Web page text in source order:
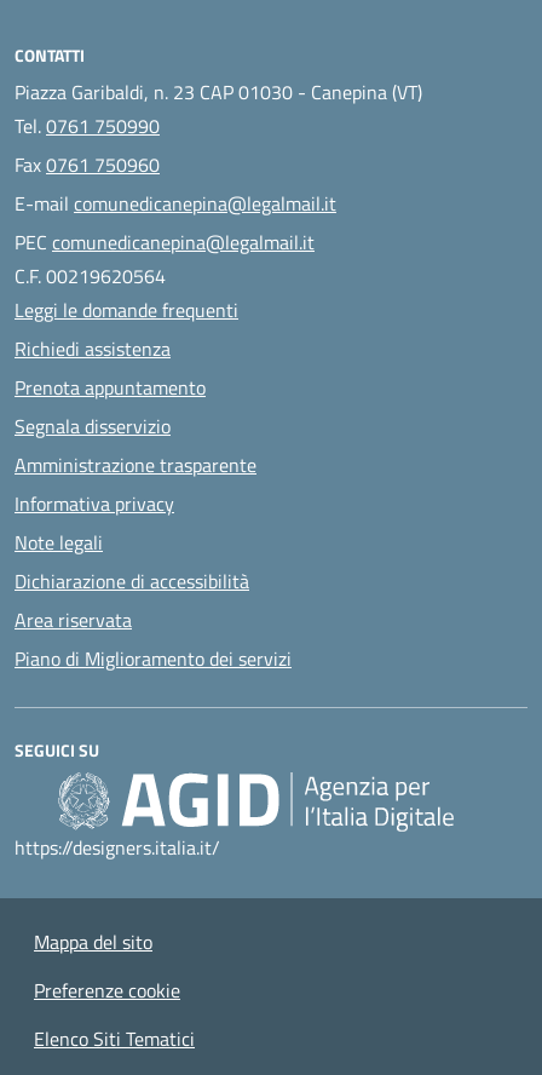
CONTATTI
Piazza Garibaldi, n. 23 CAP 01030 - Canepina (VT)
Tel.0761 750990
Fax0761 750960
E-mail comunedicanepina@legalmail.it
PEC comunedicanepina@legalmail.it
C.F. 00219620564
Leggi le domande frequenti
Richiedi assistenza
Prenota appuntamento
Segnala disservizio
Amministrazione trasparente
Informativa privacy
Note legali
Dichiarazione di accessibilità
Area riservata
Piano di Miglioramento dei servizi
SEGUICI SU
https://designers.italia.it/
Mappa del sito
Preferenze cookie
Elenco Siti Tematici